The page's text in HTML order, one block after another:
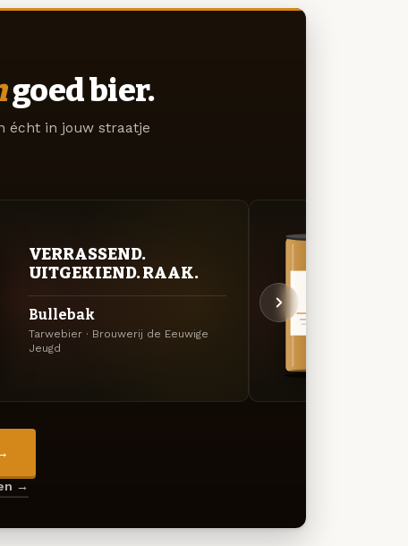
goed bier.
écht in jouw straatje
VERRASSEND.
UITGEKIEND. RAAK.
Bullebak
Tarwebier · Brouwerij de Eeuwige
Jeugd
→